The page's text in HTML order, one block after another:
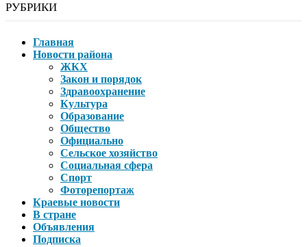
РУБРИКИ
Главная
Новости района
ЖКХ
Закон и порядок
Здравоохранение
Культура
Образование
Общество
Официально
Сельское хозяйство
Социальная сфера
Спорт
Фоторепортаж
Краевые новости
В стране
Объявления
Подписка